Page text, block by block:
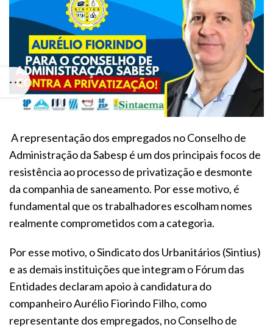
A representação dos empregados no Conselho de
Administração da Sabesp é um dos principais focos de
resistência ao processo de privatização e desmonte
da companhia de saneamento. Por esse motivo, é
fundamental que os trabalhadores escolham nomes
realmente comprometidos com a categoria.
Por esse motivo, o Sindicato dos Urbanitários (Sintius)
e as demais instituições que integram o Fórum das
Entidades declaram apoio à candidatura do
companheiro Aurélio Fiorindo Filho, como
representante dos empregados, no Conselho de